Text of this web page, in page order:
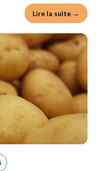
Lire la suite →